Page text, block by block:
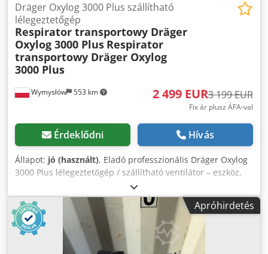
Wymysłów 553 km
Dräger Oxylog 3000 Plus szállítható
lélegeztetőgép
Respirator transportowy Dräger
Oxylog 3000 Plus Respirator
transportowy Dräger Oxylog
3000 Plus
2 499 EUR3 199 EUR
Fix ár plusz ÁFA-val
Érdeklődni Hívás
Állapot: jó (használt), Eladó professzionális Dräger Oxylog
3000 Plus lélegeztetőgép / szállítható ventilátor – eszköz,
amelyet mentőszolgálatoknál, mentőautókban és
egészségügyi intézményekben használnak. Állapot: az
eszköz elindul és működik, a kijelző jól olvasható, a gombok
és tekerők megfelelően működnek. Megjelenés: normál
használati nyomok. A burkolaton helyenként csak
kozmetikai sérülések találhatók, melyek nem befolyásolják
Apróhirdetés